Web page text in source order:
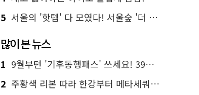
5 서울의 '핫템' 다 모였다! 서울숲 '더 서울마이소울 라운지' 오픈
많이 본 뉴스
1 9월부턴 '기후동행패스' 쓰세요! 39세까지 청년 혜택
2 주황색 리본 따라 한강부터 메타세쿼이아 숲길까지…서울둘레길 15코스